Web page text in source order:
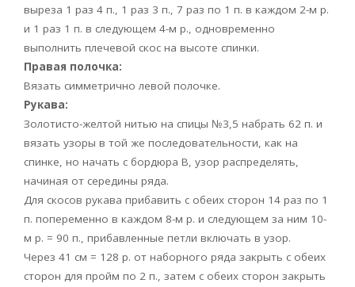
выреза 1 раз 4 п., 1 раз 3 п., 7 раз по 1 п. в каждом 2-м р.
и 1 раз 1 п. в следующем 4-м р., одновременно
выполнить плечевой скос на высоте спинки.
Правая полочка:
Вязать симметрично левой полочке.
Рукава:
Золотисто-желтой нитью на спицы №3,5 набрать 62 п. и
вязать узоры в той же последовательности, как на
спинке, но начать с бордюра В, узор распределять,
начиная от середины ряда.
Для скосов рукава прибавить с обеих сторон 14 раз по 1
п. попеременно в каждом 8-м р. и следующем за ним 10-
м р. = 90 п., прибавленные петли включать в узор.
Через 41 см = 128 р. от наборного ряда закрыть с обеих
сторон для пройм по 2 п., затем с обеих сторон закрыть